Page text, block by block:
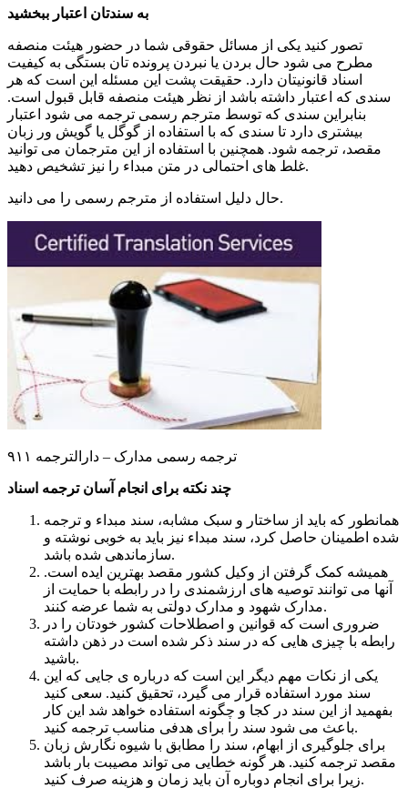
به سندتان اعتبار ببخشید
تصور کنید یکی از مسائل حقوقی شما در حضور هیئت منصفه
مطرح می شود حال بردن یا نبردن پرونده تان بستگی به کیفیت
اسناد قانونیتان دارد. حقیقت پشت این مسئله این است که هر
سندی که اعتبار داشته باشد از نظر هیئت منصفه قابل قبول است.
بنابراین سندی که توسط مترجم رسمی ترجمه می شود اعتبار
بیشتری دارد تا سندی که با استفاده از گوگل یا گویش ور زبان
مقصد، ترجمه شود. همچنین با استفاده از این مترجمان می توانید
غلط های احتمالی در متن مبداء را نیز تشخیص دهید.
حال دلیل استفاده از مترجم رسمی را می دانید.
ترجمه رسمی مدارک – دارالترجمه ۹۱۱
چند نکته برای انجام آسان ترجمه اسناد
همانطور که باید از ساختار و سبک مشابه، سند مبداء و ترجمه
شده اطمینان حاصل کرد، سند مبداء نیز باید به خوبی نوشته و
سازماندهی شده باشد.
همیشه کمک گرفتن از وکیل کشور مقصد بهترین ایده است.
آنها می توانند توصیه های ارزشمندی را در رابطه با حمایت از
مدارک شهود و مدارک دولتی به شما عرضه کنند.
ضروری است که قوانین و اصطلاحات کشور خودتان را در
رابطه با چیزی هایی که در سند ذکر شده است در ذهن داشته
باشید.
یکی از نکات مهم دیگر این است که درباره ی جایی که این
سند مورد استفاده قرار می گیرد، تحقیق کنید. سعی کنید
بفهمید از این سند در کجا و چگونه استفاده خواهد شد این کار
باعث می شود سند را برای هدفی مناسب ترجمه کنید.
برای جلوگیری از ابهام، سند را مطابق با شیوه نگارش زبان
مقصد ترجمه کنید. هر گونه خطایی می تواند مصیبت بار باشد
زیرا برای انجام دوباره آن باید زمان و هزینه صرف کنید.